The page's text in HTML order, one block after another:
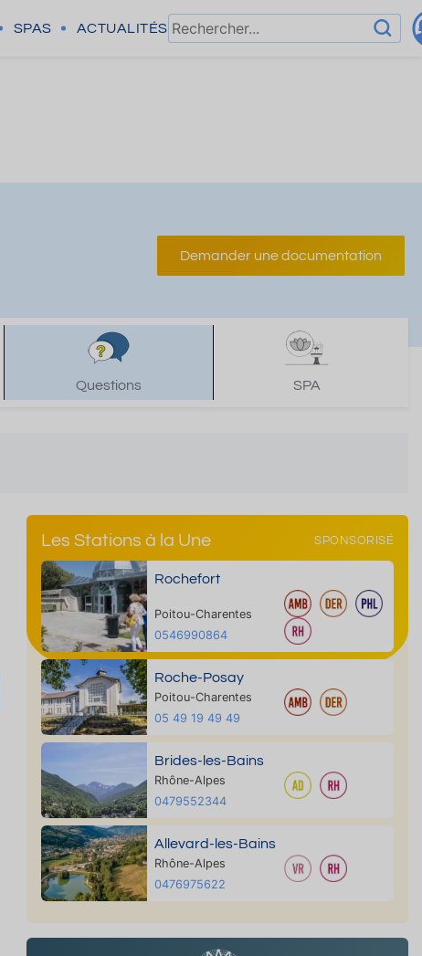
SPAS ACTUALITÉS
Demander une documentation
Questions SPA
Les Stations à la Une SPONSORISÉ
Rochefort
Poitou-Charentes
0546990864
Roche-Posay
Poitou-Charentes
05 49 19 49 49
Brides-les-Bains
Rhône-Alpes
0479552344
Allevard-les-Bains
Rhône-Alpes
0476975622